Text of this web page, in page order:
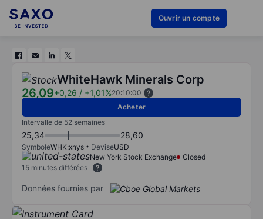
Ouvrir un compte
WhiteHawk Minerals Corp
26,09+0,26 / +1,01%20:10:00
Acheter
Intervalle de 52 semaines
25,34 28,60
SymboleWHK:xnys DeviseUSD
New York Stock Exchange
Closed
15 minutes différées
Données fournies par